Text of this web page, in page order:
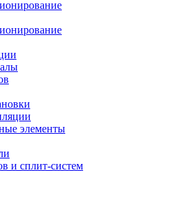
элементы
и сплит-систем